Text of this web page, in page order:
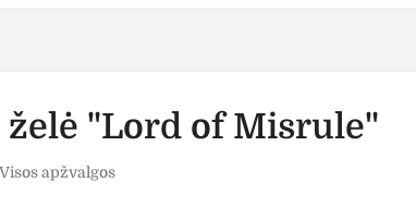
želė "Lord of Misrule"
apžvalgos